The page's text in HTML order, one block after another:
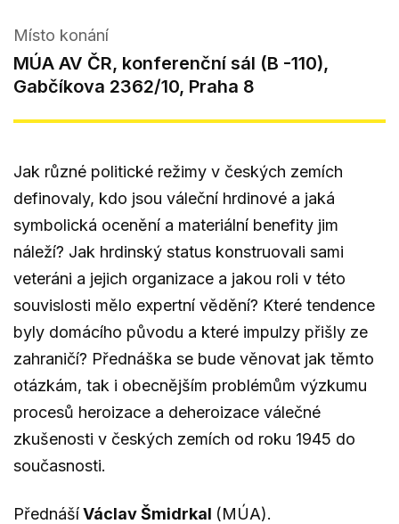
Místo konání
MÚA AV ČR, konferenční sál (B -110),
Gabčíkova 2362/10, Praha 8
Jak různé politické režimy v českých zemích
definovaly, kdo jsou váleční hrdinové a jaká
symbolická ocenění a materiální benefity jim
náleží? Jak hrdinský status konstruovali sami
veteráni a jejich organizace a jakou roli v této
souvislosti mělo expertní vědění? Které tendence
byly domácího původu a které impulzy přišly ze
zahraničí? Přednáška se bude věnovat jak těmto
otázkám, tak i obecnějším problémům výzkumu
procesů heroizace a deheroizace válečné
zkušenosti v českých zemích od roku 1945 do
současnosti.
PřednášíVáclav Šmidrkal (MÚA).